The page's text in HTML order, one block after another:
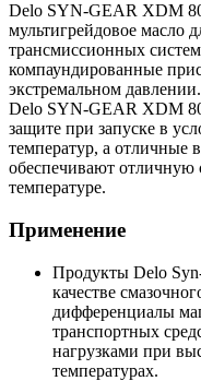
Delo SYN-GEAR XDM
мультигрейдовое масло
трансмиссионных
компаундированные
экстремальном
Delo SYN-GEAR XDM
защите при запуске в
температур, а отличные
обеспечивают отличную
температуре.
Применение
Продукты Delo
качестве
дифференциалы
транспортных
нагрузками при
температурах.